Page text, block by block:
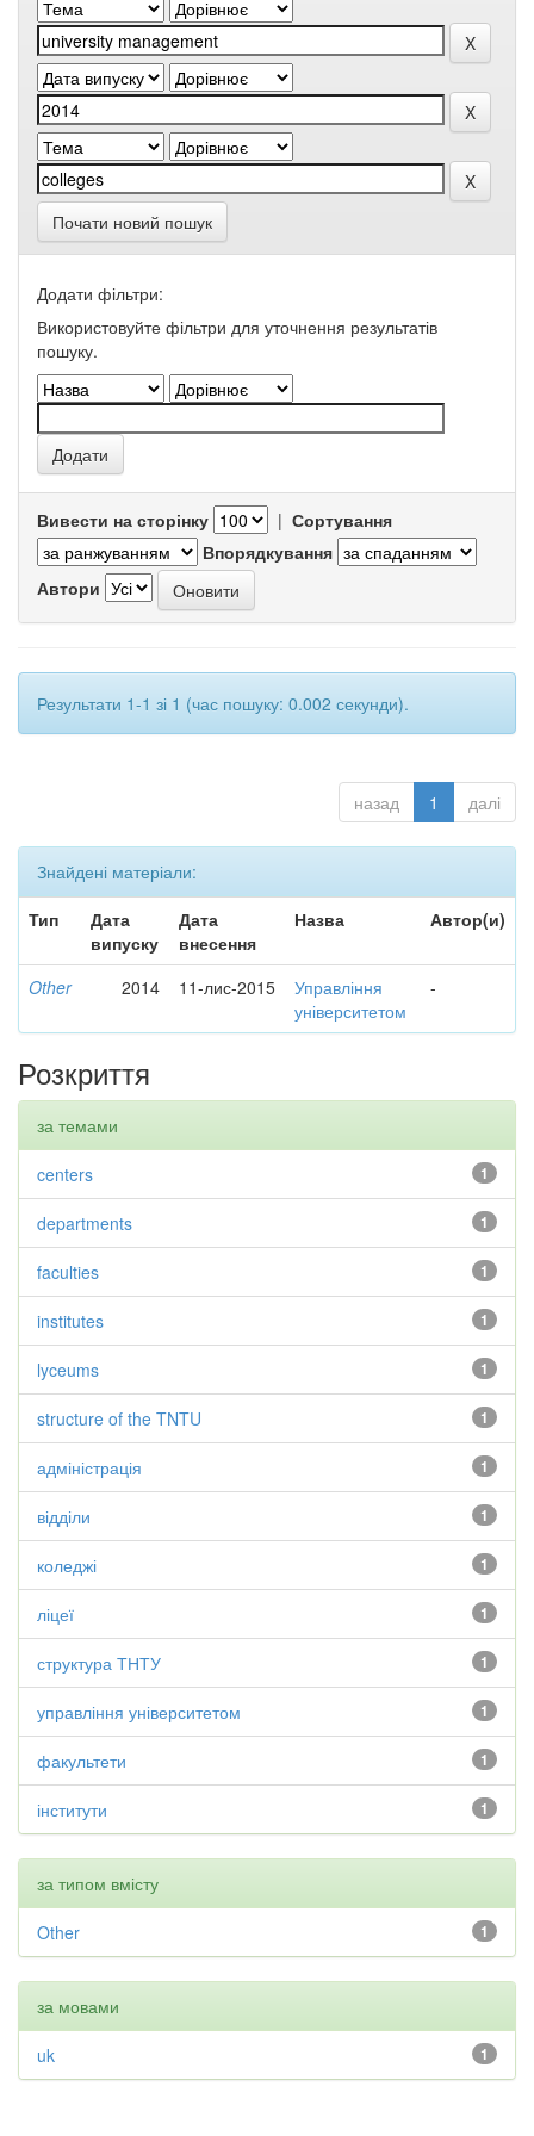
Почати новий пошук
Додати фільтри:
Використовуйте фільтри для уточнення результатів
пошуку.
Вивести на сторінку | Сортування
Впорядкування
Автори
Результати 1-1 зі 1 (час пошуку: 0.002 секунди).
назад 1 далі
Знайдені матеріали:
Тип
Дата
випуску
Дата
внесення
Назва Автор(и)
Other 2014 11-лис-2015
Управління
університетом
-
Розкриття
за темами
1
centers
1
departments
1
faculties
1
institutes
1
lyceums
1
structure of the TNTU
1
адміністрація
1
відділи
1
коледжі
1
ліцеї
1
структура ТНТУ
1
управління університетом
1
факультети
1
інститути
за типом вмісту
1
Other
за мовами
1
uk